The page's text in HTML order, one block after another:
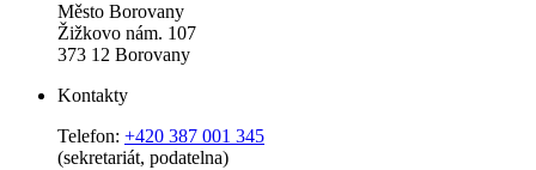
Město Borovany
Žižkovo nám. 107
373 12 Borovany
Kontakty
Telefon: +420 387 001 345
(sekretariát, podatelna)